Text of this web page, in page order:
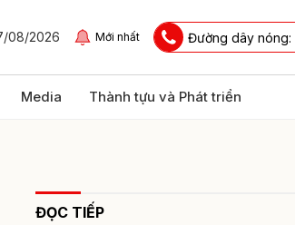
08/2026 Mới nhất Đường dây nóng:
Media Thành tựu và Phát triển
ĐỌC TIẾP